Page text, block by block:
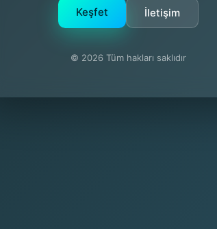
Keşfet İletişim
© 2026 Tüm hakları saklıdır